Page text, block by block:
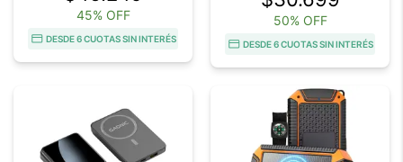
45% OFF
DESDE 6 CUOTAS SIN INTERÉS
50% OFF
DESDE 6 CUOTAS SIN INTERÉS